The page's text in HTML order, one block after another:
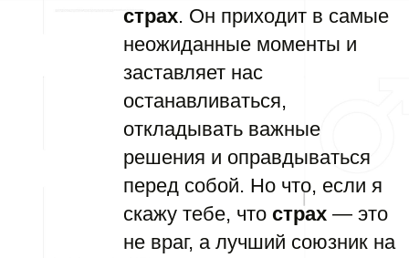
страх. Он приходит в самые
неожиданные моменты и
заставляет нас
останавливаться,
откладывать важные
решения и оправдываться
перед собой. Но что, если я
скажу тебе, что страх — это
не враг, а лучший союзник на